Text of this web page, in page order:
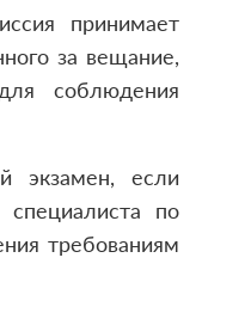
принимает
за вещание,
соблюдения
экзамен, если
по
требованиям